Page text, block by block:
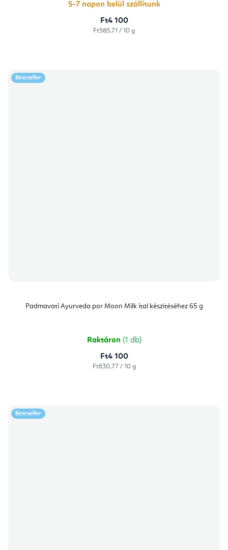
5-7 napon belül szállítunk
Ft4 100
Egységár:
Ft585,71 / 10 g
Bestseller
Padmavati Ayurveda por Moon Milk ital készítéséhez 65 g
Raktáron (1 db)
Ft4 100
Egységár:
Ft630,77 / 10 g
Bestseller